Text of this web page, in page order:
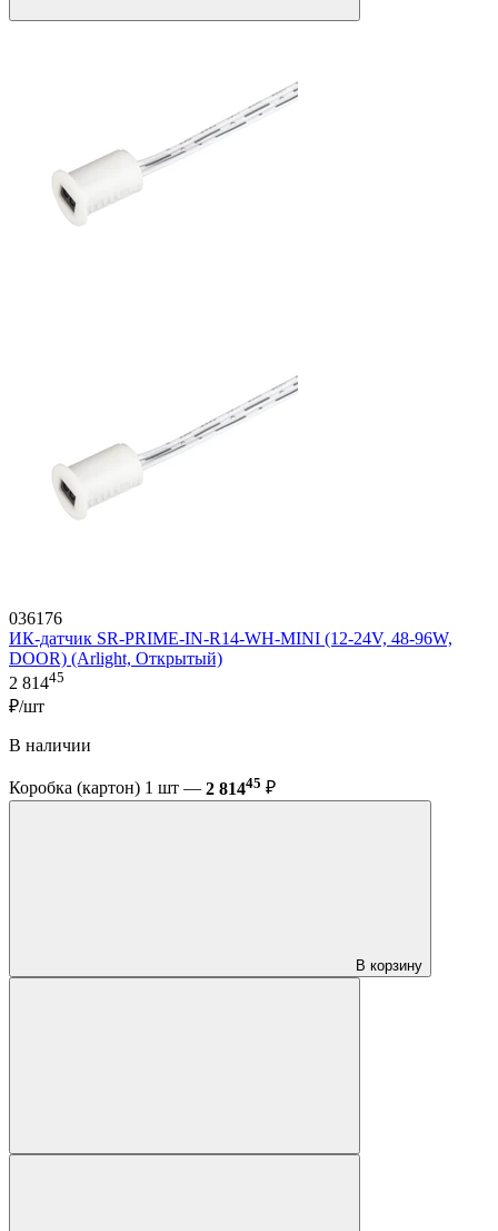
036176
ИК-датчик SR-PRIME-IN-R14-WH-MINI (12-24V, 48-96W,
DOOR) (Arlight, Открытый)
2 81445
₽/шт
В наличии
Коробка (картон) 1 шт — 2 81445 ₽
В корзину